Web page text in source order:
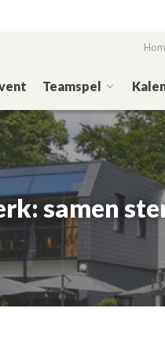
Teamspel
samen